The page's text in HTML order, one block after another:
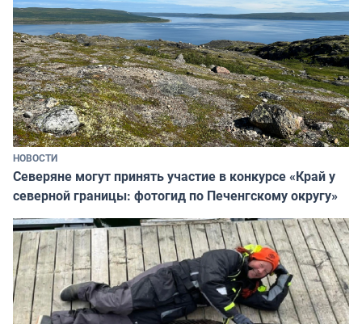
НОВОСТИ
Северяне могут принять участие в конкурсе «Край у
северной границы: фотогид по Печенгскому округу»